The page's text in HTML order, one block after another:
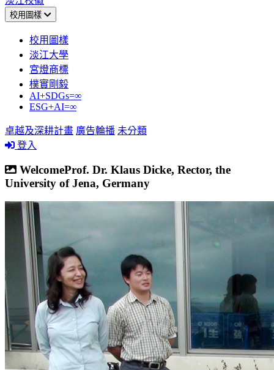
校用圖樣
校用圖樣
淡江大學
宮燈商標
樸實剛毅
AI+SDGs=∞
ESG+AI=∞
卓越及深耕計畫 廣告輪播 未分類
登入
WelcomeProf. Dr. Klaus Dicke, Rector, the
University of Jena, Germany